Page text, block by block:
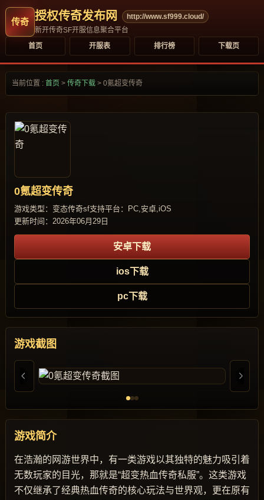
授权传奇发布网
http://www.sf999.cloud/
新开传奇SF开服信息聚合平台
首页
开服表 排行榜 下载页
当前位置 : 首页 > 传奇下载 > 0氪超变传奇
0氪超变传奇
游戏类型：变态传奇sf支持平台：PC,安卓,iOS
更新时间：2026年06月29日
安卓下载
ios下载
pc下载
游戏截图
游戏简介
在浩瀚的网游世界中，有一类游戏以其独特的魅力吸引着
无数玩家的目光，那就是“超变热血传奇私服”。这类游戏
不仅继承了经典热血传奇的核心玩法与世界观，更在原有